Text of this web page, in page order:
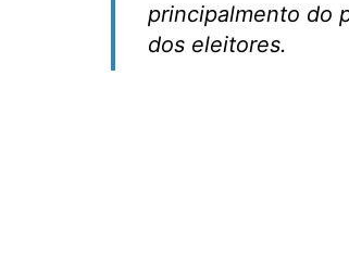
principalmento do
dos eleitores.